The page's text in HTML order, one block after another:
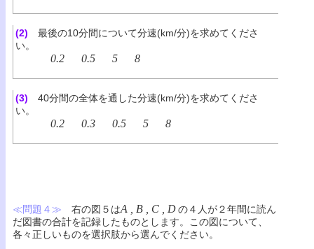
(2) 最後の10分間について分速(km/分)を求めてくださ
い。
0.2 0.5 5 8
(3) 40分間の全体を通した分速(km/分)を求めてくださ
い。
0.2 0.3 0.5 5 8
≪問題４≫ 右の図５はA , B , C , Dの４人が２年間に読ん
だ図書の合計を記録したものとします。この図について、
各々正しいものを選択肢から選んでください。